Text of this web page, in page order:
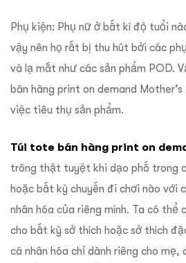
Phụ kiện: Phụ nữ ở bất kì độ tuổi
vậy nên họ rất bị thu hút bởi các
và lạ mắt như các sản phẩm POD.
bán hàng print on demand
việc tiêu thụ sản phẩm.
Túi tote bán hàng print on
trông thật tuyệt khi dạo phố trong
hoặc bất kỳ chuyến đi chơi nào
nhân hóa của riêng mình. Ta có thể
cho bất kỳ sở thích hoặc sở thích
cá nhân hóa chỉ dành riêng cho